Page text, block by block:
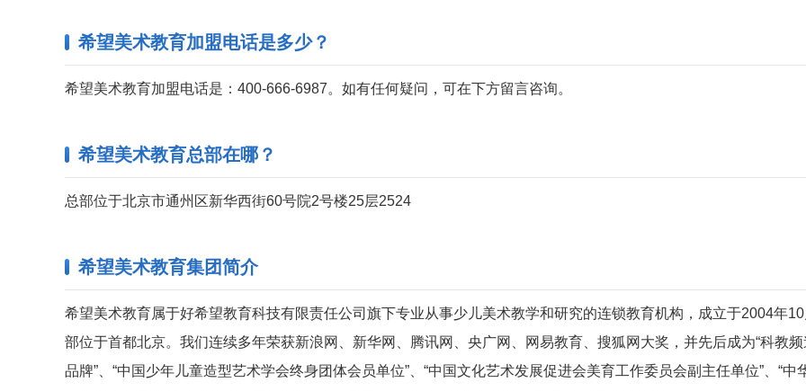
希望美术教育加盟电话是多少？
希望美术教育加盟电话是：400-666-6987。如有任何疑问，可在下方留言咨询。
希望美术教育总部在哪？
总部位于北京市通州区新华西街60号院2号楼25层2524
希望美术教育集团简介
希望美术教育属于好希望教育科技有限责任公司旗下专业从事少儿美术教学和研究的连锁教育机构，成立于2004年
部位于首都北京。我们连续多年荣获新浪网、新华网、腾讯网、央广网、网易教育、搜狐网大奖，并先后成为“科教
品牌”、“中国少年儿童造型艺术学会终身团体会员单位”、“中国文化艺术发展促进会美育工作委员会副主任单位”、“中